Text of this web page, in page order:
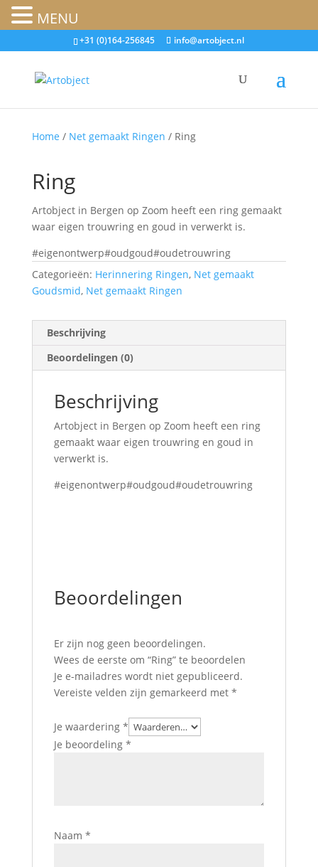
+31 (0)164-256845 info@artobject.nl
Home / Net gemaakt Ringen / Ring
Ring
Artobject in Bergen op Zoom heeft een ring gemaakt
waar eigen trouwring en goud in verwerkt is.
#eigenontwerp#oudgoud#oudetrouwring
Categorieën: Herinnering Ringen, Net gemaakt
Goudsmid, Net gemaakt Ringen
Beschrijving
Beoordelingen (0)
Beschrijving
Artobject in Bergen op Zoom heeft een ring
gemaakt waar eigen trouwring en goud in
verwerkt is.
#eigenontwerp#oudgoud#oudetrouwring
Beoordelingen
Er zijn nog geen beoordelingen.
Wees de eerste om “Ring” te beoordelen
Je e-mailadres wordt niet gepubliceerd.
Vereiste velden zijn gemarkeerd met *
Je waardering *
Je beoordeling *
Naam *
MENU